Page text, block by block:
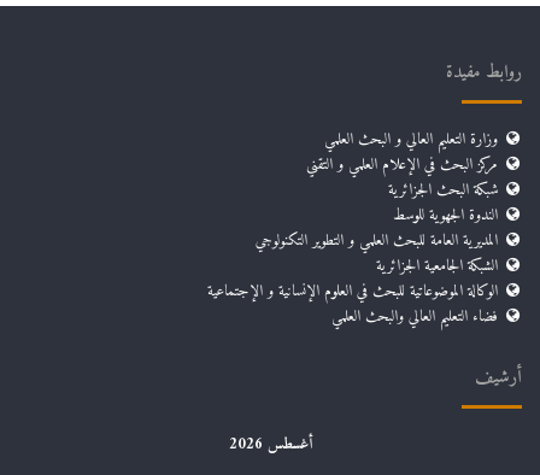
روابط مفيدة
وزارة التعليم العالي و البحث العلمي
مركز البحث في الإعلام العلمي و التقني
شبكة البحث الجزائرية
الندوة الجهوية للوسط
المديرية العامة للبحث العلمي و التطوير التكنولوجي
الشبكة الجامعية الجزائرية
الوكالة الموضوعاتية للبحث في العلوم الإنسانية و الإجتماعية
فضاء التعليم العالي والبحث العلمي
أرشيف
أغسطس 2026